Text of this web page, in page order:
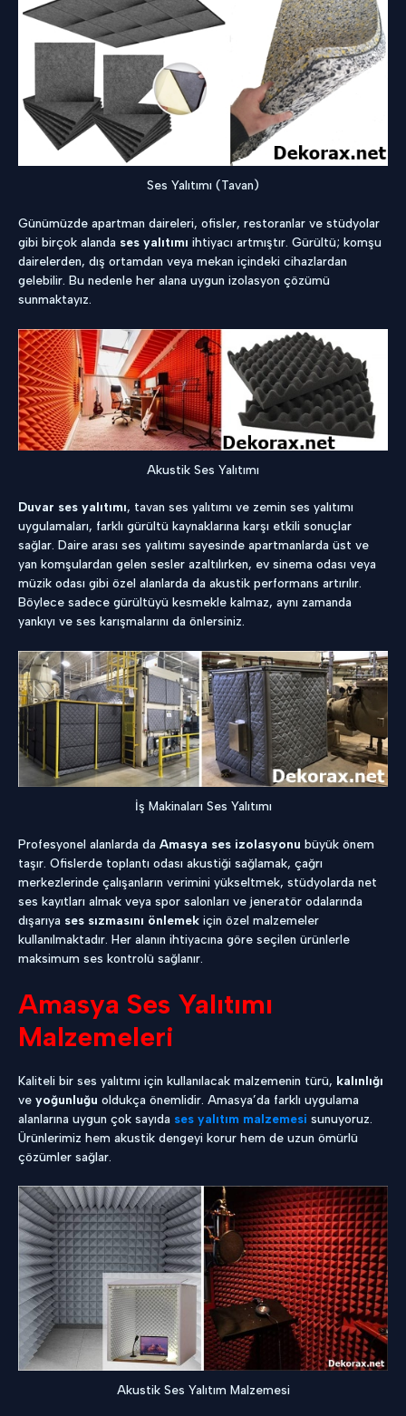
Ses Yalıtımı (Tavan)
Günümüzde apartman daireleri, ofisler, restoranlar ve stüdyolar
gibi birçok alanda ses yalıtımı ihtiyacı artmıştır. Gürültü; komşu
dairelerden, dış ortamdan veya mekan içindeki cihazlardan
gelebilir. Bu nedenle her alana uygun izolasyon çözümü
sunmaktayız.
Akustik Ses Yalıtımı
Duvar ses yalıtımı, tavan ses yalıtımı ve zemin ses yalıtımı
uygulamaları, farklı gürültü kaynaklarına karşı etkili sonuçlar
sağlar. Daire arası ses yalıtımı sayesinde apartmanlarda üst ve
yan komşulardan gelen sesler azaltılırken, ev sinema odası veya
müzik odası gibi özel alanlarda da akustik performans artırılır.
Böylece sadece gürültüyü kesmekle kalmaz, aynı zamanda
yankıyı ve ses karışmalarını da önlersiniz.
İş Makinaları Ses Yalıtımı
Profesyonel alanlarda da Amasya ses izolasyonu büyük önem
taşır. Ofislerde toplantı odası akustiği sağlamak, çağrı
merkezlerinde çalışanların verimini yükseltmek, stüdyolarda net
ses kayıtları almak veya spor salonları ve jeneratör odalarında
dışarıya ses sızmasını önlemek için özel malzemeler
kullanılmaktadır. Her alanın ihtiyacına göre seçilen ürünlerle
maksimum ses kontrolü sağlanır.
Amasya Ses Yalıtımı
Malzemeleri
Kaliteli bir ses yalıtımı için kullanılacak malzemenin türü, kalınlığı
ve yoğunluğu oldukça önemlidir. Amasya’da farklı uygulama
alanlarına uygun çok sayıda ses yalıtım malzemesi sunuyoruz.
Ürünlerimiz hem akustik dengeyi korur hem de uzun ömürlü
çözümler sağlar.
Akustik Ses Yalıtım Malzemesi